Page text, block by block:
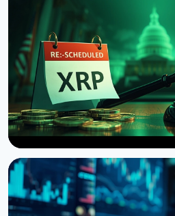
НОВОСТЬ
Сенат США отложил
до сентября